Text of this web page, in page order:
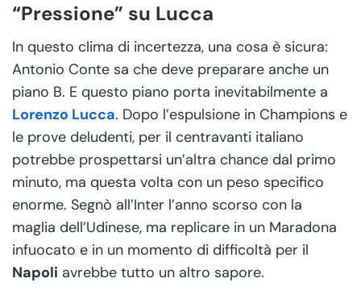
“Pressione” su Lucca
In questo clima di incertezza, una cosa è sicura:
Antonio Conte sa che deve preparare anche un
piano B. E questo piano porta inevitabilmente a
Lorenzo Lucca. Dopo l’espulsione in Champions e
le prove deludenti, per il centravanti italiano
potrebbe prospettarsi un’altra chance dal primo
minuto, ma questa volta con un peso specifico
enorme. Segnò all’Inter l’anno scorso con la
maglia dell’Udinese, ma replicare in un Maradona
infuocato e in un momento di difficoltà per il
Napoli avrebbe tutto un altro sapore.